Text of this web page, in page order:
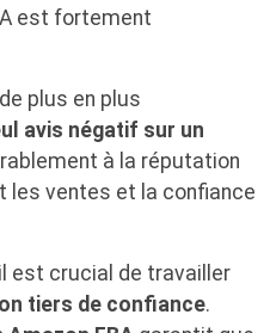
est fortement
plus en plus
avis négatif sur un
à la réputation
les ventes et la confiance
est crucial de travailler
tiers de confiance.